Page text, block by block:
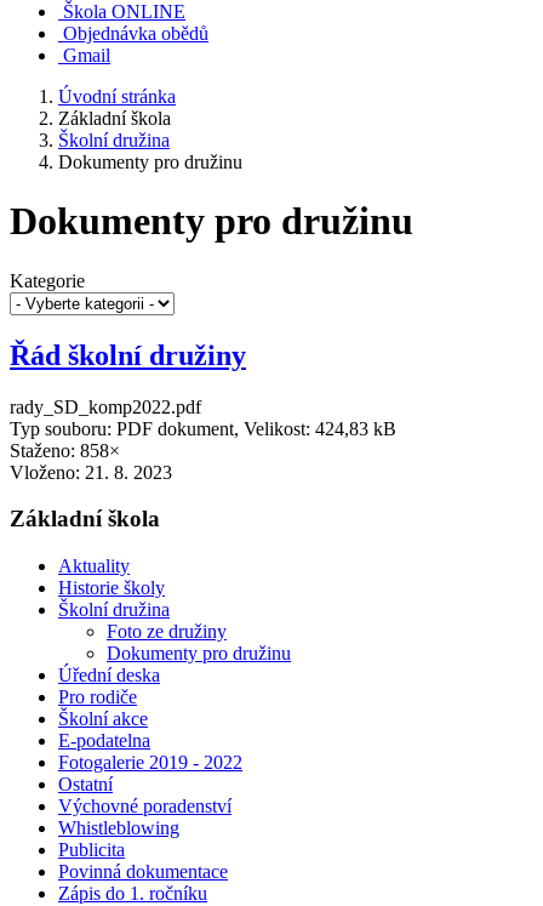
Škola ONLINE
Objednávka obědů
Gmail
Úvodní stránka
Základní škola
Školní družina
Dokumenty pro družinu
Dokumenty pro družinu
Kategorie
Řád školní družiny
rady_SD_komp2022.pdf
Typ souboru: PDF dokument, Velikost: 424,83 kB
Staženo: 858×
Vloženo: 21. 8. 2023
Základní škola
Aktuality
Historie školy
Školní družina
Foto ze družiny
Dokumenty pro družinu
Úřední deska
Pro rodiče
Školní akce
E-podatelna
Fotogalerie 2019 - 2022
Ostatní
Výchovné poradenství
Whistleblowing
Publicita
Povinná dokumentace
Zápis do 1. ročníku